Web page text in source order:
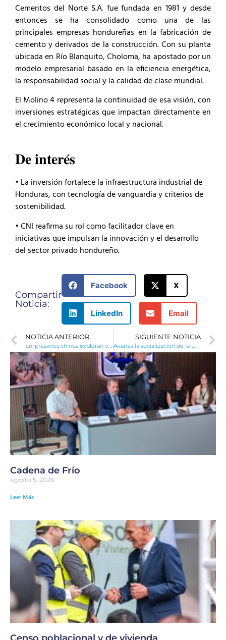
Cementos del Norte S.A. fue fundada en 1981 y desde
entonces se ha consolidado como una de las
principales empresas hondureñas en la fabricación de
cemento y derivados de la construcción. Con su planta
ubicada en Río Blanquito, Choloma, ha apostado por un
modelo empresarial basado en la eficiencia energética,
la responsabilidad social y la calidad de clase mundial.
El Molino 4 representa la continuidad de esa visión, con
inversiones estratégicas que impactan directamente en
el crecimiento económico local y nacional.
𝐃𝐞 𝐢𝐧𝐭𝐞𝐫𝐞́𝐬
• La inversión fortalece la infraestructura industrial de
Honduras, con tecnología de vanguardia y criterios de
sostenibilidad.
• CNI reafirma su rol como facilitador clave en
iniciativas que impulsan la innovación y el desarrollo
del sector privado hondureño.
Compartir
Noticia:
Facebook X
LinkedIn Email
NOTICIA ANTERIOR
Empresarios chinos exploran oportunidades industriales en Honduras
SIGUIENTE NOTICIA
Avanza la socialización de la Ley de Fomento al Turismo en departamentos estratégicos
Cadena de Frío
agosto 5, 2026
Leer Más